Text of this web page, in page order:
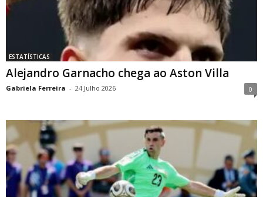
ESTATÍSTICAS
Alejandro Garnacho chega ao Aston Villa
Gabriela Ferreira - 24 Julho 2026 0